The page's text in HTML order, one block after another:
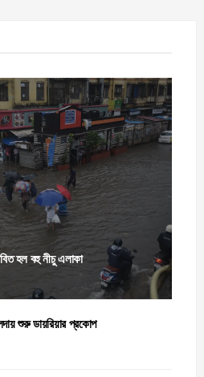
হল বহু নীচু এলাকা
শুরু ডায়রিয়ার প্রকোপ